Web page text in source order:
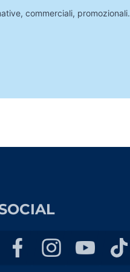
commerciali, promozionali.